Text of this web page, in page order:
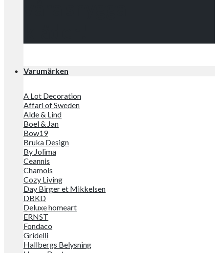
Varumärken
A Lot Decoration
Affari of Sweden
Alde & Lind
Boel & Jan
Bow19
Bruka Design
By Jolima
Ceannis
Chamois
Cozy Living
Day Birger et Mikkelsen
DBKD
Deluxe homeart
ERNST
Fondaco
Gridelli
Hallbergs Belysning